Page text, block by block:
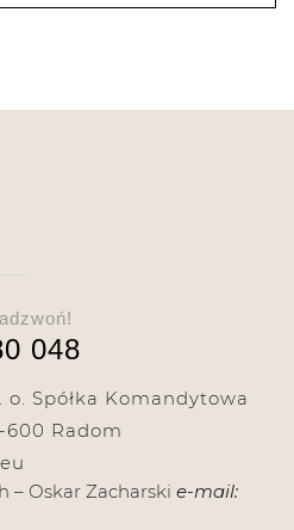
048
o. Spółka Komandytowa
600 Radom
– Oskar Zacharski e-mail: